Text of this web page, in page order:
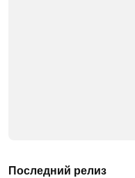
Последний релиз